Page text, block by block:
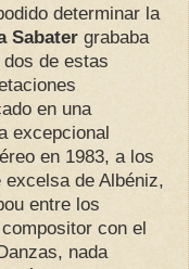
determinar la
Sabater grababa
dos de estas
en una
excepcional
en 1983, a los
excelsa de Albéniz,
entre los
con el
nada